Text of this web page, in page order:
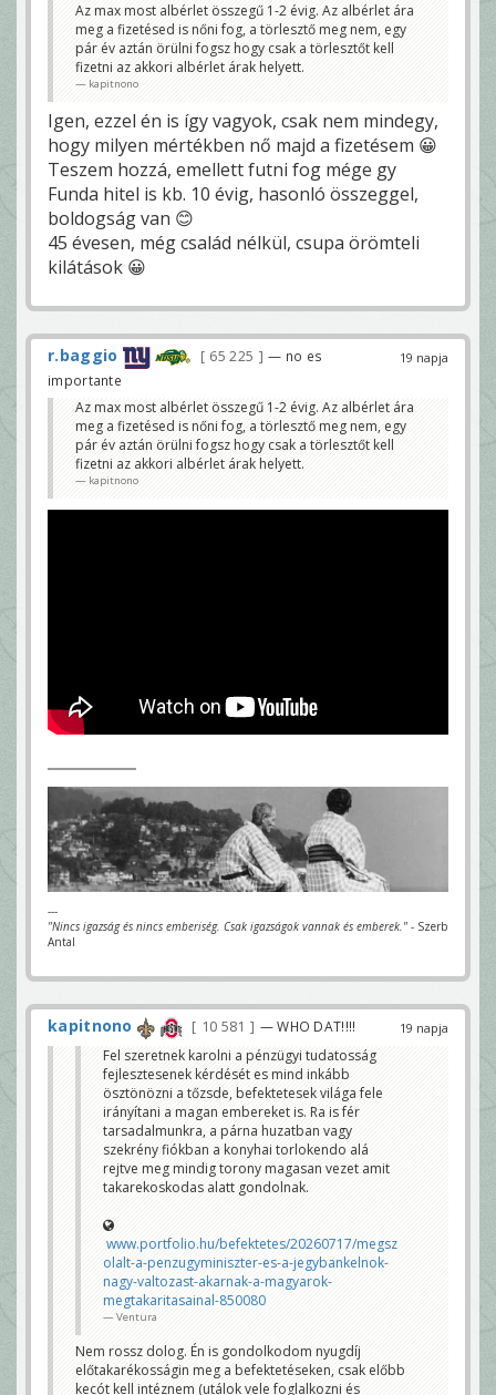
Az max most albérlet összegű 1-2 évig. Az albérlet ára
meg a fizetésed is nőni fog, a törlesztő meg nem, egy
pár év aztán örülni fogsz hogy csak a törlesztőt kell
fizetni az akkori albérlet árak helyett.
kapitnono
Igen, ezzel én is így vagyok, csak nem mindegy,
hogy milyen mértékben nő majd a fizetésem 😀
Teszem hozzá, emellett futni fog mége gy
Funda hitel is kb. 10 évig, hasonló összeggel,
boldogság van 😊
45 évesen, még család nélkül, csupa örömteli
kilátások 😀
19 napja
r.baggio 65 225
— no es
importante
Az max most albérlet összegű 1-2 évig. Az albérlet ára
meg a fizetésed is nőni fog, a törlesztő meg nem, egy
pár év aztán örülni fogsz hogy csak a törlesztőt kell
fizetni az akkori albérlet árak helyett.
kapitnono
---
"Nincs igazság és nincs emberiség. Csak igazságok vannak és emberek." - Szerb
Antal
19 napja
kapitnono 10 581 — WHO DAT!!!!
Fel szeretnek karolni a pénzügyi tudatosság
fejlesztesenek kérdését es mind inkább
ösztönözni a tőzsde, befektetesek világa fele
irányítani a magan embereket is. Ra is fér
tarsadalmunkra, a párna huzatban vagy
szekrény fiókban a konyhai torlokendo alá
rejtve meg mindig torony magasan vezet amit
takarekoskodas alatt gondolnak.
www.portfolio.hu/befektetes/20260717/megsz
olalt-a-penzugyminiszter-es-a-jegybankelnok-
nagy-valtozast-akarnak-a-magyarok-
megtakaritasainal-850080
Ventura
Nem rossz dolog. Én is gondolkodom nyugdíj
előtakarékosságin meg a befektetéseken, csak előbb
kecót kell intéznem (utálok vele foglalkozni és